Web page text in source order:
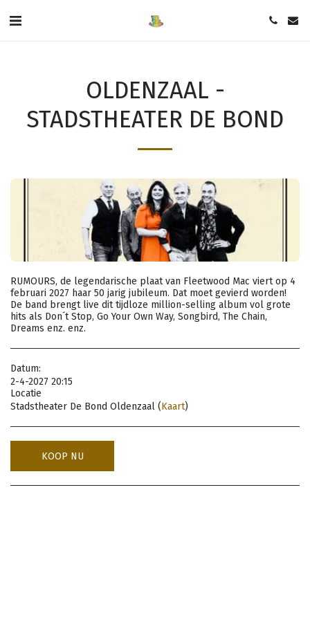
OLDENZAAL -
STADSTHEATER DE BOND
RUMOURS, de legendarische plaat van Fleetwood Mac viert op 4
februari 2027 haar 50 jarig jubileum. Dat moet gevierd worden!
De band brengt live dit tijdloze million-selling album vol grote
hits als Don´t Stop, Go Your Own Way, Songbird, The Chain,
Dreams enz. enz.
Datum:
2-4-2027 20:15
Locatie
Stadstheater De Bond Oldenzaal (Kaart)
KOOP NU